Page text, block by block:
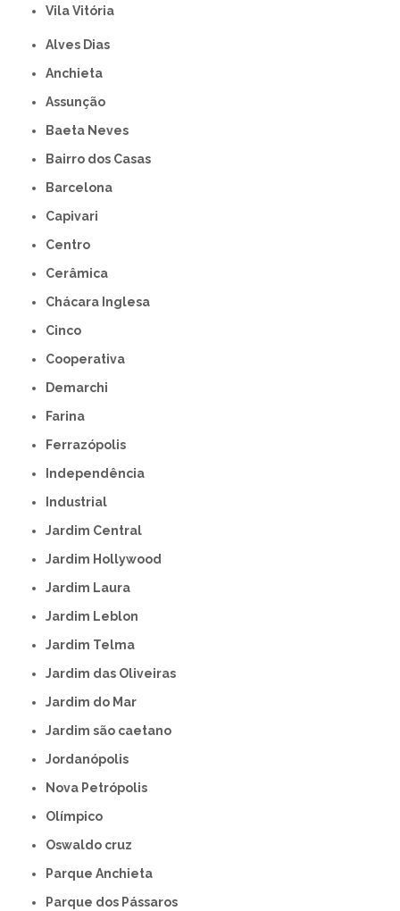
Vila Vitória
Alves Dias
Anchieta
Assunção
Baeta Neves
Bairro dos Casas
Barcelona
Capivari
Centro
Cerâmica
Chácara Inglesa
Cinco
Cooperativa
Demarchi
Farina
Ferrazópolis
Independência
Industrial
Jardim Central
Jardim Hollywood
Jardim Laura
Jardim Leblon
Jardim Telma
Jardim das Oliveiras
Jardim do Mar
Jardim são caetano
Jordanópolis
Nova Petrópolis
Olímpico
Oswaldo cruz
Parque Anchieta
Parque dos Pássaros